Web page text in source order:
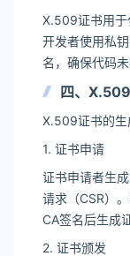
X.509证书用于
开发者使用私
名，确保代码未
四、
X.509证书的生
1. 证书申请
证书申请者生
请求（CSR）
CA签名后生成
2. 证书颁发